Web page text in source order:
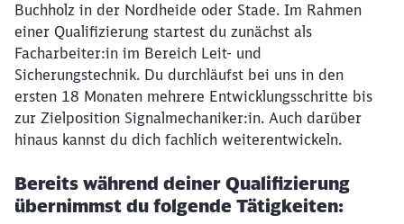
Buchholz in der Nordheide oder Stade. Im Rahmen
einer Qualifizierung startest du zunächst als
Facharbeiter:in im Bereich Leit- und
Sicherungstechnik. Du durchläufst bei uns in den
ersten 18 Monaten mehrere Entwicklungsschritte bis
zur Zielposition Signalmechaniker:in. Auch darüber
hinaus kannst du dich fachlich weiterentwickeln.
Bereits während deiner Qualifizierung
übernimmst du folgende Tätigkeiten: